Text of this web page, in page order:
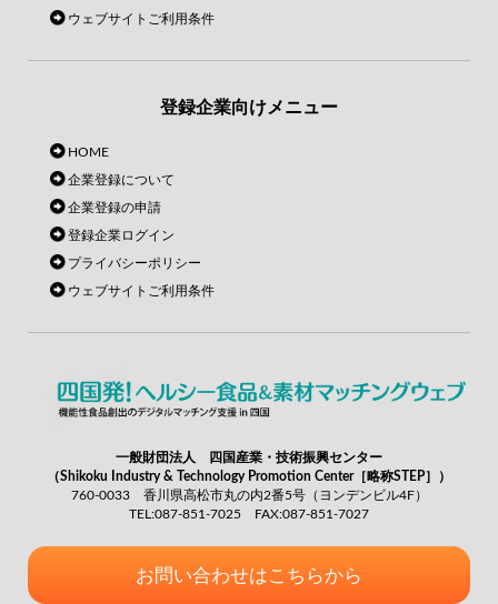
ウェブサイトご利用条件
登録企業向けメニュー
HOME
企業登録について
企業登録の申請
登録企業ログイン
プライバシーポリシー
ウェブサイトご利用条件
一般財団法人 四国産業・技術振興センター
（Shikoku Industry & Technology Promotion Center［略称STEP］）
760-0033 香川県高松市丸の内2番5号（ヨンデンビル4F）
TEL:087-851-7025 FAX:087-851-7027
お問い合わせはこちらから